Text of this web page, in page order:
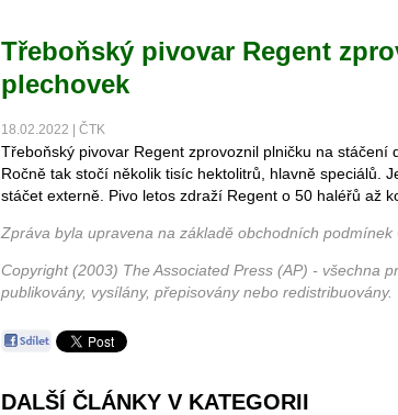
Třeboňský pivovar Regent
plechovek
18.02.2022 | ČTK
Třeboňský pivovar Regent zprovoznil plničku na stáčení
Ročně tak stočí několik tisíc hektolitrů, hlavně speciálů.
stáčet externě. Pivo letos zdraží Regent o 50 haléřů až
Zpráva byla upravena na základě obchodních
Copyright (2003) The Associated Press (AP) - všechna
publikovány, vysílány, přepisovány nebo redistribuovány.
DALŠÍ ČLÁNKY V KATEGORII